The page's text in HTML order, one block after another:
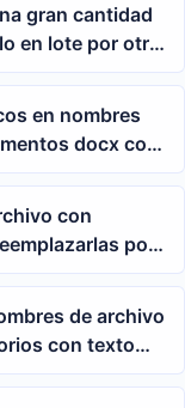
gran cantidad
en lote por otra
en nombres
docx con
con
por
de archivo
con texto